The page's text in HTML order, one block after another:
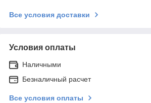
Все условия доставки
Условия оплаты
Наличными
Безналичный расчет
Все условия оплаты